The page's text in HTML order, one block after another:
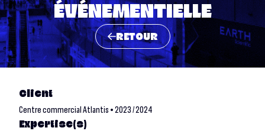
ÉVÉNEMENTIELLE
RETOUR
Client
Centre commercial Atlantis • 2023 / 2024
Expertise(s)